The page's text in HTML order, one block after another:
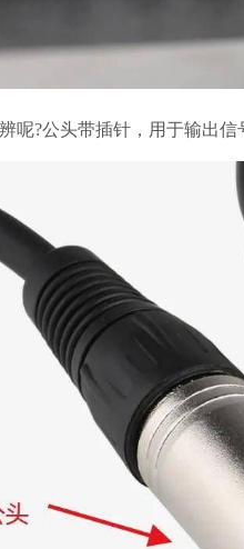
呢?公头带插针，用于输出